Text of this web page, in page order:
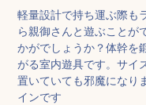
軽量設計で持ち運ぶ際も
ら親御さんと遊ぶことが
かがでしょうか？体幹を
がる室内遊具です。サイ
置いていても邪魔になり
インです